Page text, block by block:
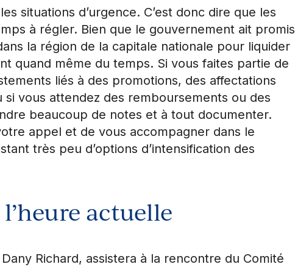
situations d’urgence. C’est donc dire que les
à régler. Bien que le gouvernement ait promis
la région de la capitale nationale pour liquider
quand même du temps. Si vous faites partie de
liés à des promotions, des affectations
si vous attendez des remboursements ou des
beaucoup de notes et à tout documenter.
appel et de vous accompagner dans le
très peu d’options d’intensification des
l’heure actuelle
Richard, assistera à la rencontre du Comité